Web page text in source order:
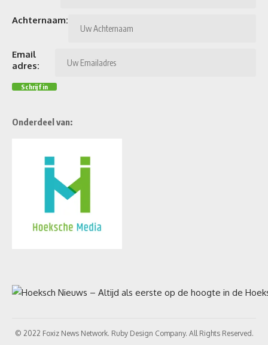
Achternaam:
Email
adres:
Onderdeel van:
© 2022 Foxiz News Network. Ruby Design Company. All Rights Reserved.